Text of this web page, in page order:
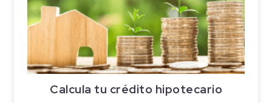
Calcula tu crédito hipotecario